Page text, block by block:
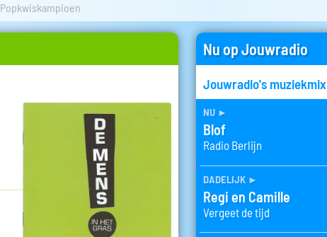
Popkwiskampioen
Nu op Jouwradio
Jouwradio's muziekmix
nu ►
Blof
Radio Berlijn
dadelijk ►
Regi en Camille
Vergeet de tijd